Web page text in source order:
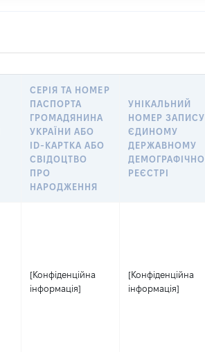
СЕРІЯ ТА НОМЕР
ПАСПОРТА
ГРОМАДЯНИНА
УКРАЇНИ АБО
ID-КАРТКА АБО
СВІДОЦТВО
ПРО
НАРОДЖЕННЯ
УНІКАЛЬНИЙ
НОМЕР
ЄДИНОМУ
ДЕРЖАВНОМУ
РЕЄСТРІ
[Конфіденційна
інформація]
[Конфіденційна
інформація]